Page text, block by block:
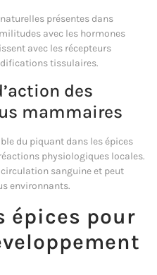
présentes dans
avec les hormones
avec les récepteurs
tissulaires.
des
mammaires
du piquant dans les épices
physiologiques locales.
sanguine et peut
environnants.
épices pour